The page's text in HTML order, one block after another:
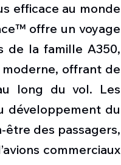
efficace au monde
offre un voyage
de la famille A350,
moderne, offrant de
long du vol. Les
développement du
des passagers,
commerciaux